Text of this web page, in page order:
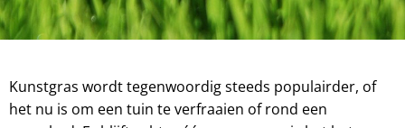
Kunstgras wordt tegenwoordig steeds populairder, of
het nu is om een tuin te verfraaien of rond een